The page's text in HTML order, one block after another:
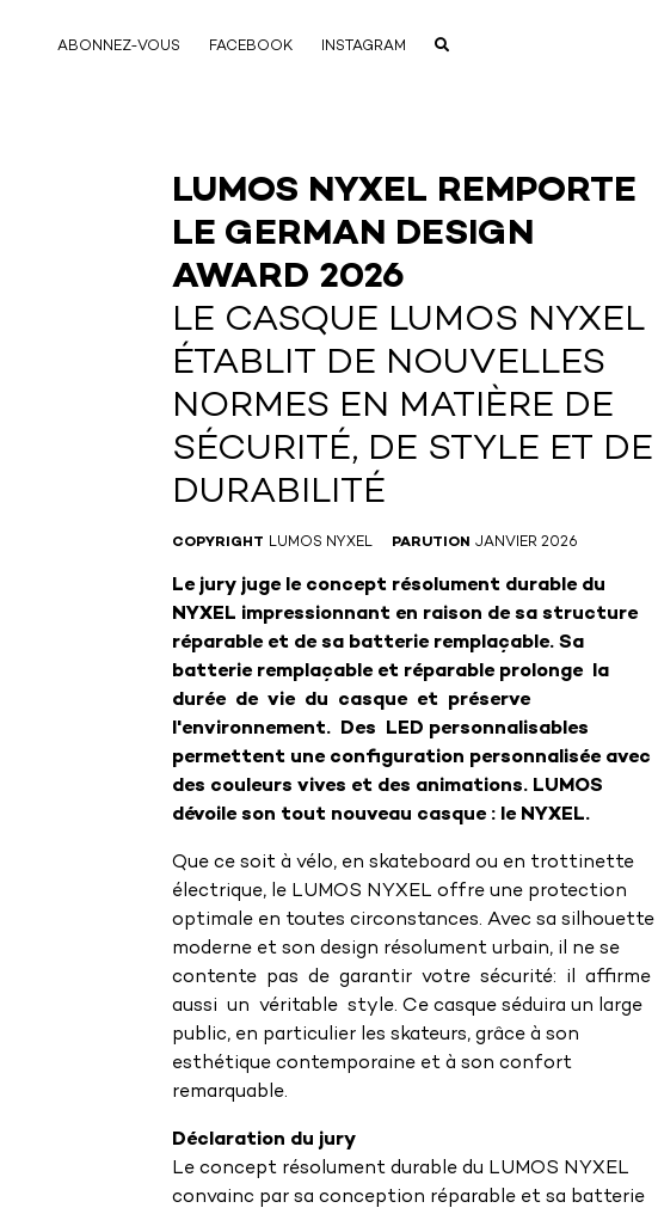
ABONNEZ-VOUS FACEBOOK INSTAGRAM
LUMOS NYXEL REMPORTE
LE GERMAN DESIGN
AWARD 2026
LE CASQUE LUMOS NYXEL
ÉTABLIT DE NOUVELLES
NORMES EN MATIÈRE DE
SÉCURITÉ, DE STYLE ET DE
DURABILITÉ
COPYRIGHT LUMOS NYXEL PARUTION JANVIER 2026
Le jury juge le concept résolument durable du
NYXEL impressionnant en raison de sa structure
réparable et de sa batterie remplaçable. Sa
batterie remplaçable et réparable prolonge la
durée de vie du casque et préserve
l'environnement. Des LED personnalisables
permettent une configuration personnalisée avec
des couleurs vives et des animations. LUMOS
dévoile son tout nouveau casque : le NYXEL.
Que ce soit à vélo, en skateboard ou en trottinette
électrique, le LUMOS NYXEL offre une protection
optimale en toutes circonstances. Avec sa silhouette
moderne et son design résolument urbain, il ne se
contente pas de garantir votre sécurité: il affirme
aussi un véritable style. Ce casque séduira un large
public, en particulier les skateurs, grâce à son
esthétique contemporaine et à son confort
remarquable.
Déclaration du jury
Le concept résolument durable du LUMOS NYXEL
convainc par sa conception réparable et sa batterie